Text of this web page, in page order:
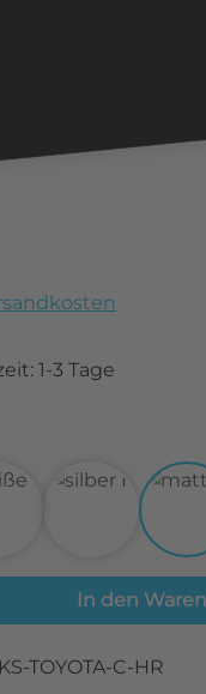
1-3 Tage
3D Carbon Weiß
Alu
den
In den
TOYOTA-C-HR